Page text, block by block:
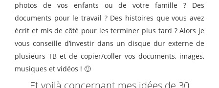
photos de vos enfants ou de votre famille ? Des
documents pour le travail ? Des histoires que vous avez
écrit et mis de côté pour les terminer plus tard ? Alors je
vous conseille d’investir dans un disque dur externe de
plusieurs TB et de copier/coller vos documents, images,
musiques et vidéos ! 🙂